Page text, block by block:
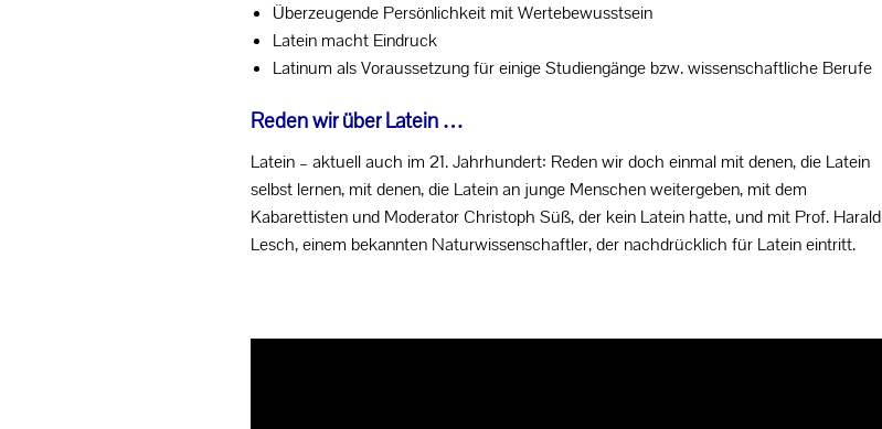
Überzeugende Persönlichkeit mit Wertebewusstsein
Latein macht Eindruck
Latinum als Voraussetzung für einige Studiengänge bzw. wissenschaftliche Berufe
Reden wir über Latein …
Latein – aktuell auch im 21. Jahrhundert: Reden wir doch einmal mit denen, die Latein
selbst lernen, mit denen, die Latein an junge Menschen weitergeben, mit dem
Kabarettisten und Moderator Christoph Süß, der kein Latein hatte, und mit Prof. Harald
Lesch, einem bekannten Naturwissenschaftler, der nachdrücklich für Latein eintritt.